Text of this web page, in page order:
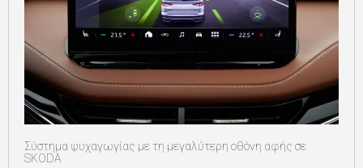
Σύστημα ψυχαγωγίας με τη μεγαλύτερη οθόνη αφής σε
SKODA